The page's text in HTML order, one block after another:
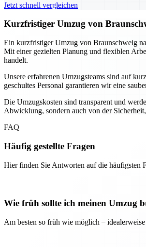
Jetzt schnell vergleichen
Kurzfristiger Umzug von
Ein kurzfristiger Umzug von Braunschweig
Mit einer gezielten Planung und flexiblen
handelt.
Unsere erfahrenen Umzugsteams sind auf
geschultes Personal garantieren wir eine
Die Umzugskosten sind transparent und
Abwicklung, sondern auch von der
FAQ
Häufig gestellte Fragen
Hier finden Sie Antworten auf die häufigsten
Wie früh sollte ich meinen Umzug
Am besten so früh wie möglich –